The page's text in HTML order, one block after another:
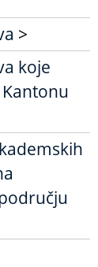
>
koje